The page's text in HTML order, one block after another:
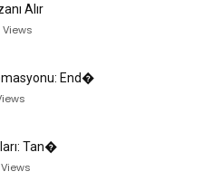
Alır
Views
End�
Tan�
Views